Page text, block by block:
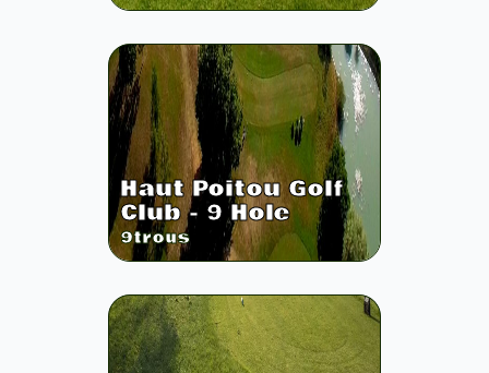
Haut Poitou Golf
Club - 9 Hole
9trous